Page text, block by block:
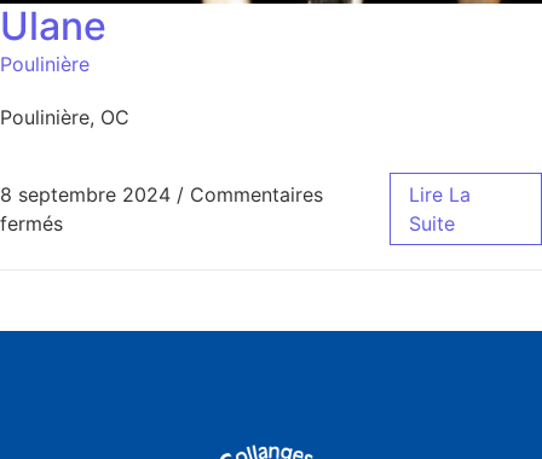
Ulane
Poulinière
Poulinière, OC
8 septembre 2024 / Commentaires
fermés
Lire La
Suite